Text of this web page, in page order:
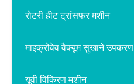
रोटरी हीट ट्रांसफर मशीन
माइक्रोवेव वैक्यूम सुखाने उपकरण